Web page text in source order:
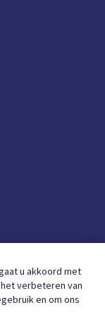
u akkoord met
verbeteren van
en om ons